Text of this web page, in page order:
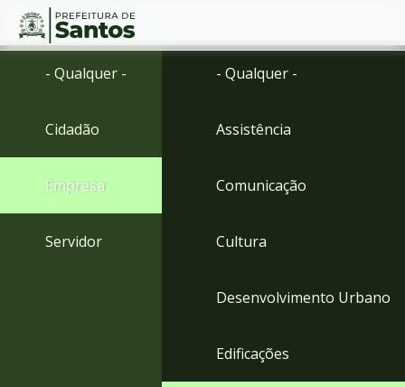
Ir
Ir
menu
Conteúdo
- Qualquer -
Cidadão
Empresa
Servidor
- Qualquer -
Assistência
Comunicação
Cultura
Desenvolvimento Urbano
Edificações